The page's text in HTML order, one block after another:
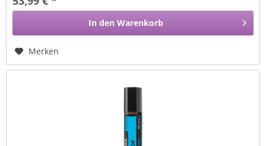
In den Warenkorb
Merken